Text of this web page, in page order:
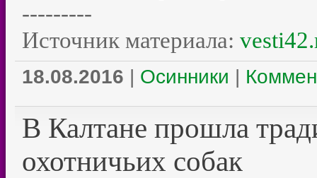
---------
Источник материала:
18.08.2016 | Осинники |
В Калтане прошла
охотничьих собак